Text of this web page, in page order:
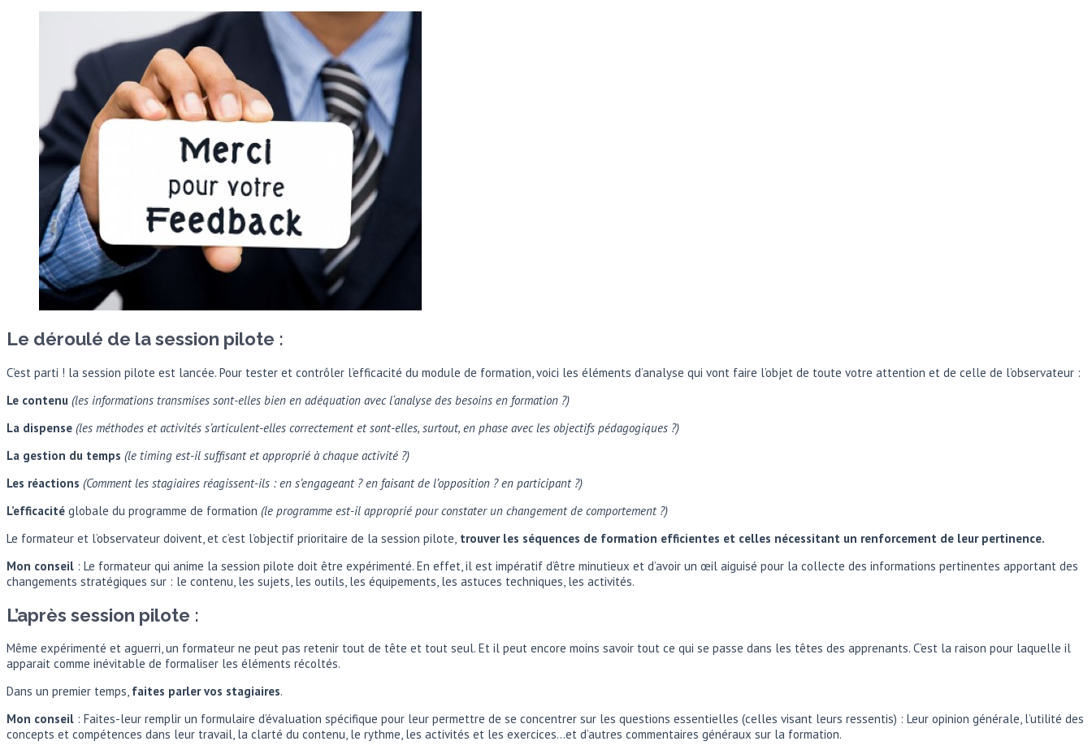
Le déroulé de la session pilote :
C’est parti ! la session pilote est lancée. Pour tester et contrôler l’efficacité du module de formation, voici les éléments d’analyse qui vont faire l’objet de toute votre attention et de celle de l’observateur :
Le contenu (les informations transmises sont-elles bien en adéquation avec l‘analyse des besoins en formation ?)
La dispense (les méthodes et activités s’articulent-elles correctement et sont-elles, surtout, en phase avec les objectifs pédagogiques ?)
La gestion du temps (le timing est-il suffisant et approprié à chaque activité ?)
Les réactions (Comment les stagiaires réagissent-ils : en s’engageant ? en faisant de l’opposition ? en participant ?)
L’efficacité globale du programme de formation (le programme est-il approprié pour constater un changement de comportement ?)
Le formateur et l’observateur doivent, et c’est l’objectif prioritaire de la session pilote, trouver les séquences de formation efficientes et celles nécessitant un renforcement de leur pertinence.
Mon conseil : Le formateur qui anime la session pilote doit être expérimenté. En effet, il est impératif d’être minutieux et d’avoir un œil aiguisé pour la collecte des informations pertinentes apportant des
changements stratégiques sur : le contenu, les sujets, les outils, les équipements, les astuces techniques, les activités.
L’après session pilote :
Même expérimenté et aguerri, un formateur ne peut pas retenir tout de tête et tout seul. Et il peut encore moins savoir tout ce qui se passe dans les têtes des apprenants. C’est la raison pour laquelle il
apparait comme inévitable de formaliser les éléments récoltés.
Dans un premier temps, faites parler vos stagiaires.
Mon conseil : Faites-leur remplir un formulaire d’évaluation spécifique pour leur permettre de se concentrer sur les questions essentielles (celles visant leurs ressentis) : Leur opinion générale, l’utilité des
concepts et compétences dans leur travail, la clarté du contenu, le rythme, les activités et les exercices…et d’autres commentaires généraux sur la formation.